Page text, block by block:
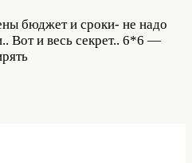
бюджет и сроки- не надо
Вот и весь секрет.. 6*6 —